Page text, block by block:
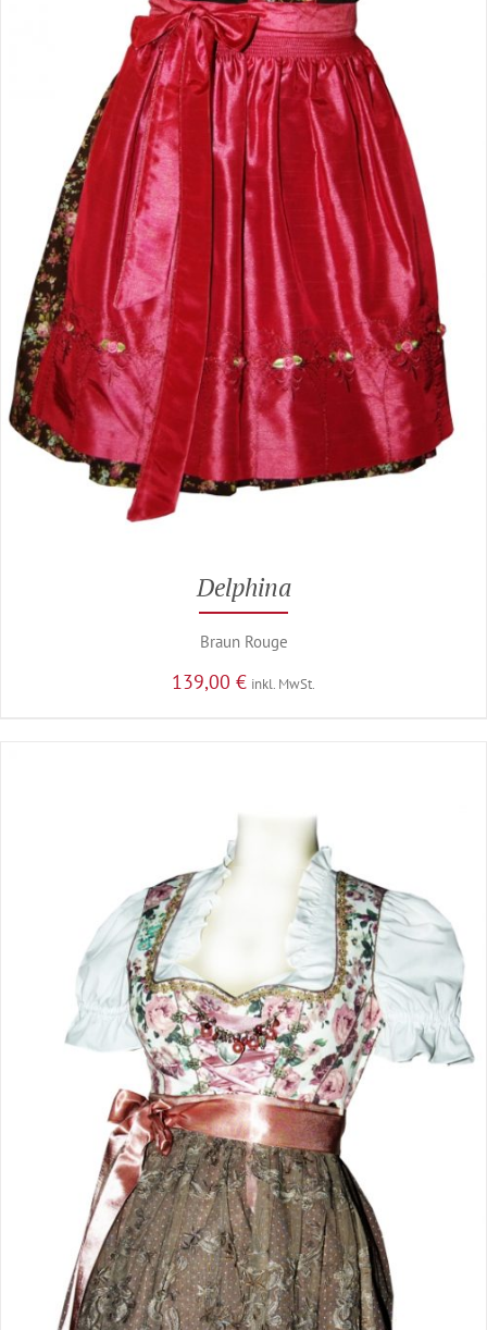
Delphina
Braun Rouge
139,00 € inkl. MwSt.